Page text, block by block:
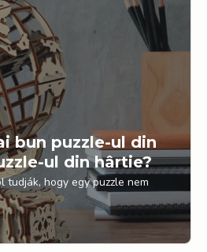
bun puzzle-ul din
ul din hârtie?
tudják, hogy egy puzzle nem